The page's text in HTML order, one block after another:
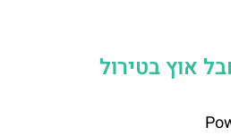
אוץ בטירול